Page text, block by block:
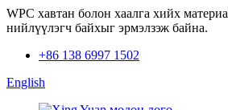
WPC хавтан болон хаалга хийх
нийлүүлэгч байхыг эрмэлзэж байна.
+86 138 6997 1502
English